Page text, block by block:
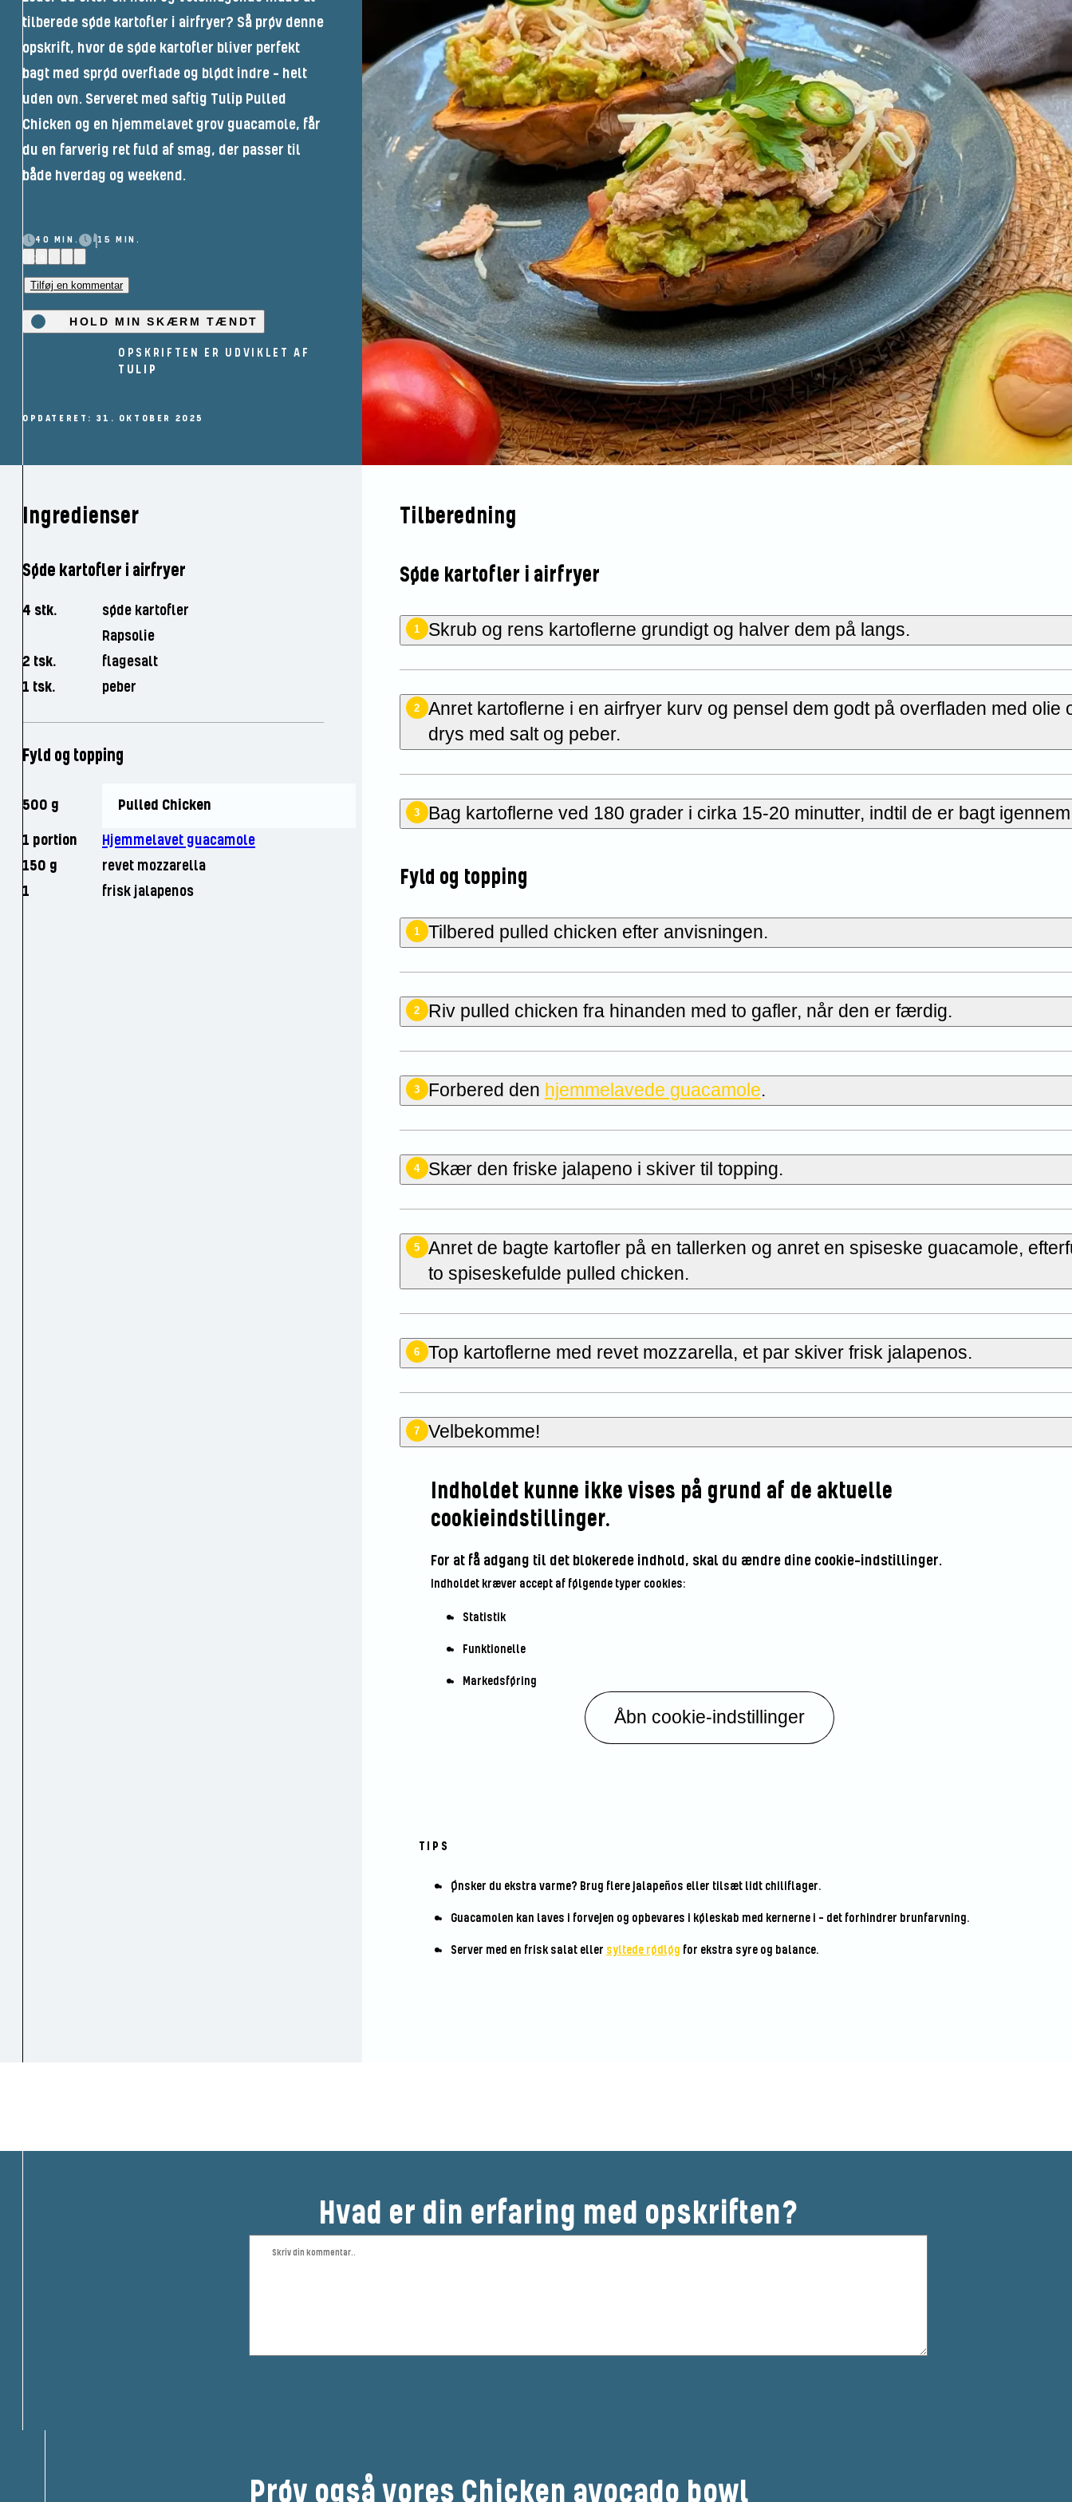
tilberede søde kartofler i airfryer? Så prøv denne
opskrift, hvor de søde kartofler bliver perfekt
bagt med sprød overflade og blødt indre – helt
uden ovn. Serveret med saftig Tulip Pulled
Chicken og en hjemmelavet grov guacamole, får
du en farverig ret fuld af smag, der passer til
både hverdag og weekend.
40 MIN.
15 MIN.
(18)
Tilføj en kommentar
HOLD MIN SKÆRM TÆNDT
OPSKRIFTEN ER UDVIKLET AF
TULIP
OPDATERET: 31. OKTOBER 2025
Ingredienser
Søde kartofler i airfryer
4 stk.
søde kartofler
Rapsolie
2 tsk.
flagesalt
1 tsk.
peber
Fyld og topping
500 g
Pulled Chicken
1 portion
Hjemmelavet guacamole
150 g
revet mozzarella
1
frisk jalapenos
Tilberedning
Søde kartofler i airfryer
1 Skrub og rens kartoflerne grundigt og halver dem på langs.
2
Anret kartoflerne i en airfryer kurv og pensel dem godt på overfladen med olie
drys med salt og peber.
3 Bag kartoflerne ved 180 grader i cirka 15-20 minutter, indtil de er bagt
Fyld og topping
1 Tilbered pulled chicken efter anvisningen.
2 Riv pulled chicken fra hinanden med to gafler, når den er færdig.
3 Forbered den hjemmelavede guacamole.
4 Skær den friske jalapeno i skiver til topping.
5
Anret de bagte kartofler på en tallerken og anret en spiseske guacamole,
to spiseskefulde pulled chicken.
6 Top kartoflerne med revet mozzarella, et par skiver frisk jalapenos.
7 Velbekomme!
Indholdet kunne ikke vises på grund af de aktuelle
cookieindstillinger.
For at få adgang til det blokerede indhold, skal du ændre dine cookie-indstillinger.
Indholdet kræver accept af følgende typer cookies:
Statistik
Funktionelle
Markedsføring
Åbn cookie-indstillinger
TIPS
Ønsker du ekstra varme? Brug flere jalapeños eller tilsæt lidt chiliflager.
Guacamolen kan laves i forvejen og opbevares i køleskab med kernerne i – det forhindrer brunfarvning.
Server med en frisk salat eller syltede rødløg for ekstra syre og balance.
Hvad er din erfaring med opskriften?
Prøv også vores Chicken avocado bowl